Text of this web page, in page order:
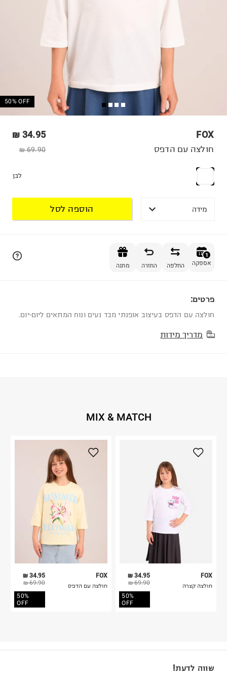
50% OFF
FOX
34.95 ₪
69.90 ₪ חולצה עם הדפס
לבן
מידה הוספה לסל
1
אספקה החלפה החזרה מתנה
פרטים:
חולצה עם הדפס בעיצוב אופנתי מבד נעים ונוח המתאים ליום-יום.
מדריך מידות
MIX & MATCH
34.95 ₪
69.90 ₪
50%
OFF
FOX
חולצה עם הדפס
34.95 ₪
69.90 ₪
50%
OFF
FOX
חולצה קצרה
שווה לדעת!